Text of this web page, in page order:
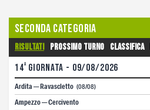
Seconda Categoria
Risultati Prossimo turno Classifica
14a giornata - 09/08/2026
2 3 4 5 6 7
Ardita — Ravascletto (08/08)
Ampezzo — Cercivento